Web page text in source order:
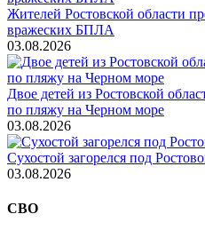
Жителей Ростовской области
вражеских БПЛА
03.08.2026
Двое детей из Ростовской
по пляжу на Черном море
03.08.2026
Сухостой загорелся под
03.08.2026
СВО